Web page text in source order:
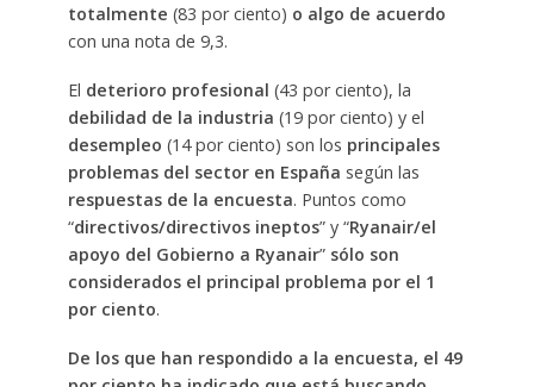
totalmente (83 por ciento) o algo de acuerdo
con una nota de 9,3.
El deterioro profesional (43 por ciento), la
debilidad de la industria (19 por ciento) y el
desempleo (14 por ciento) son los principales
problemas del sector en España según las
respuestas de la encuesta. Puntos como
“directivos/directivos ineptos” y “Ryanair/el
apoyo del Gobierno a Ryanair” sólo son
considerados el principal problema por el 1
por ciento.
De los que han respondido a la encuesta, el 49